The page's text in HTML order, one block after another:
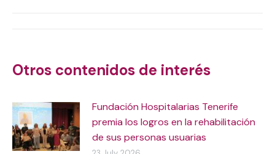
Otros contenidos de interés
Fundación Hospitalarias Tenerife
premia los logros en la rehabilitación
de sus personas usuarias